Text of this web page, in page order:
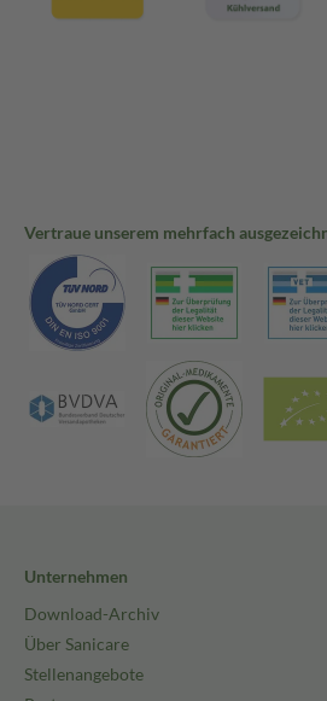
Vertraue unserem mehrfach
Unternehmen
Download-Archiv
Über Sanicare
Stellenangebote